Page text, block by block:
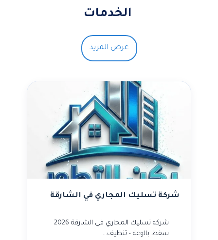
الخدمات
عرض المزيد
شركة تسليك المجاري في الشارقة
شركة تسليك المجاري في الشارقة 2026
شفط بالوعة • تنظيف…